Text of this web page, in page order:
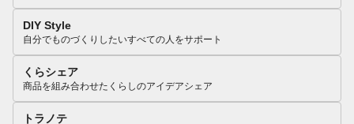
DIY Style
自分でものづくりしたいすべての人をサポート
くらシェア
商品を組み合わせたくらしのアイデアシェア
トラノテ